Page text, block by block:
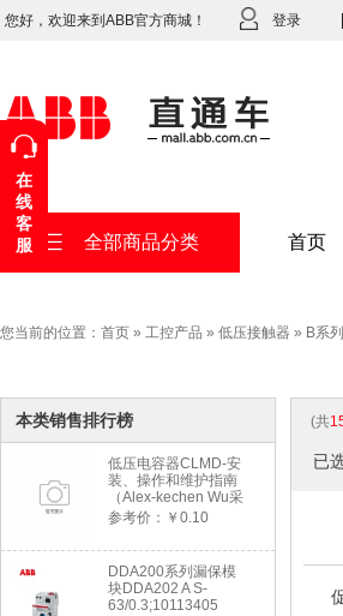
您好，欢迎来到ABB官方商城！ 登录
全部商品分类 首页
您当前的位置： 首页 » 工控产品 » 低压接触器 » B系
本类销售排行榜
低压电容器CLMD-安
装、操作和维护指南
（Alex-kechen Wu采
购）-2022年版
参考价：￥0.10
DDA200系列漏保模
块DDA202 A S-
63/0.3;10113405
(共
已
在
线
客
服